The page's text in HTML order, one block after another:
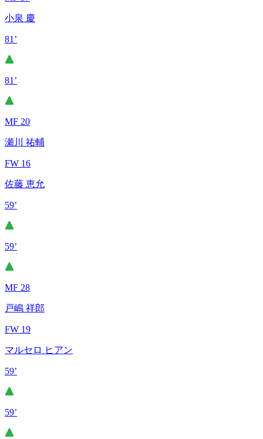
小泉 慶
81’
81’
MF 20
瀬川 祐輔
FW 16
佐藤 恵允
59’
59’
MF 28
戸嶋 祥郎
FW 19
マルセロ ヒアン
59’
59’